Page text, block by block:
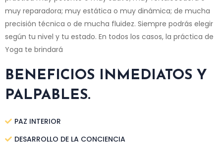
muy reparadora; muy estática o muy dinámica; de mucha
precisión técnica o de mucha fluidez. Siempre podrás elegir
según tu nivel y tu estado. En todos los casos, la práctica de
Yoga te brindará
BENEFICIOS INMEDIATOS Y
PALPABLES.
PAZ INTERIOR
DESARROLLO DE LA CONCIENCIA